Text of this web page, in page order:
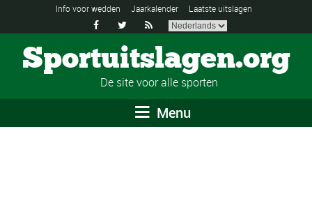
Info voor wedden Jaarkalender Laatste uitslagen
  
Sportuitslagen.org
De site voor alle sporten
Menu